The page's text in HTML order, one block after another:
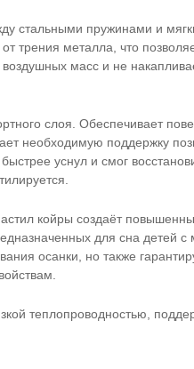
стальными пружинами и
трения металла, что
масс и не
слоя. Обеспечивает
необходимую поддержку
уснул и смог
койры создаёт
для сна детей с
осанки, но также
теплопроводностью,